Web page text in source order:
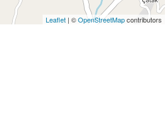
Leaflet | ©OpenStreetMapcontributors